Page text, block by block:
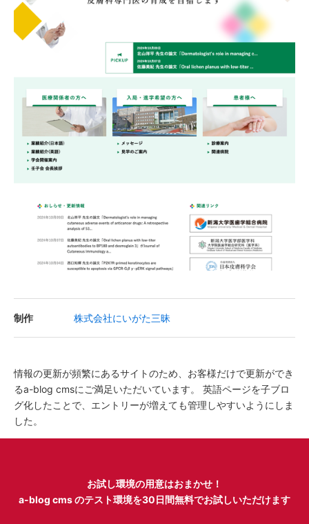
制作 株式会社にいがた三昧
情報の更新が頻繁にあるサイトのため、お客様だけで更新ができ
るa-blog cmsにご満足いただいています。 英語ページを子ブロ
グ化したことで、エントリーが増えても管理しやすいようにしま
した。
お試し環境の用意はおまかせ！
a-blog cms のテスト環境を30日間無料でお試しいただけます